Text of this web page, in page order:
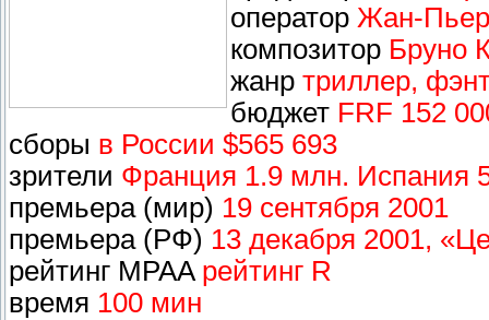
оператор Жан-
композитор Бруно
жанр триллер,
бюджет FRF 152
сборы в России $565 693
зрители Франция 1.9 млн. Испания
премьера (мир) 19 сентября 2001
премьера (РФ) 13 декабря 2001,
рейтинг MPAA рейтинг R
время 100 мин